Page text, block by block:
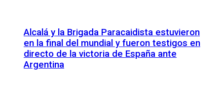
Alcalá y la Brigada Paracaidista estuvieron
en la final del mundial y fueron testigos en
directo de la victoria de España ante
Argentina